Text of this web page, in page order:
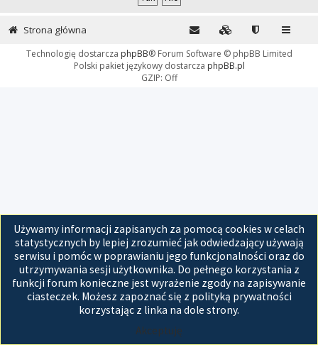
Używamy informacji zapisanych za pomocą cookies w celach
statystycznych by lepiej zrozumieć jak odwiedzający używają
serwisu i pomóc w poprawianiu jego funkcjonalności oraz do
utrzymywania sesji użytkownika. Do pełnego korzystania z
funkcji forum konieczne jest wyrażenie zgody na zapisywanie
ciasteczek. Możesz zapoznać się z polityką prywatności
korzystając z linka na dole strony.
Akceptuję
Strona główna
Technologię dostarcza phpBB® Forum Software © phpBB Limited
Polski pakiet językowy dostarcza phpBB.pl
GZIP: Off